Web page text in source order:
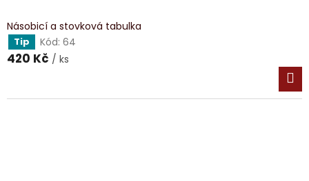
Násobicí a stovková tabulka
Tip Kód: 64
420 Kč / ks